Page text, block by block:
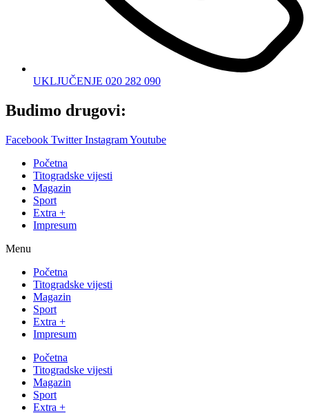
UKLJUČENJE 020 282 090
Budimo drugovi:
Facebook Twitter InstagramYoutube
Početna
Titogradske vijesti
Magazin
Sport
Extra +
Impresum
Menu
Početna
Titogradske vijesti
Magazin
Sport
Extra +
Impresum
Početna
Titogradske vijesti
Magazin
Sport
Extra +